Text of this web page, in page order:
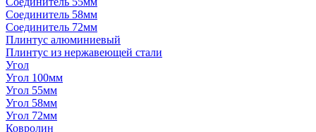
Соединитель 58мм
Соединитель 72мм
Плинтус алюминиевый
Плинтус из нержавеющей стали
Угол
Угол 100мм
Угол 55мм
Угол 58мм
Угол 72мм
Ковролин